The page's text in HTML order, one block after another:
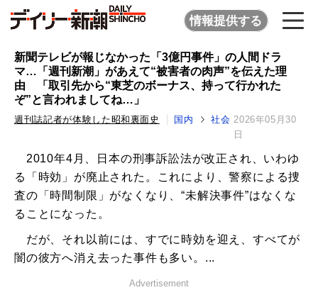
情報提供する
新聞テレビが報じなかった「3億円事件」の人間ドラ
マ…「週刊新潮」があえて“被害者の肉声”を伝えた理
由 「取引先から“東芝のボーナス、持って行かれた
ぞ”と言われましてね…」
週刊誌記者が体験した昭和裏面史 国内 社会 2026年05月30
日
2010年4月、日本の刑事訴訟法が改正され、いわゆ
る「時効」が廃止された。これにより、警察による捜
査の「時間制限」がなくなり、“未解決事件”はなくな
ることになった。
だが、それ以前には、すでに時効を迎え、すべてが
闇の彼方へ消え去った事件も多い。...
Advertisement